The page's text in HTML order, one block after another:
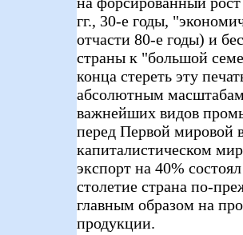
гг., 30-е годы,
отчасти 80-е годы) и
страны к "большой
конца стереть эту
абсолютным
важнейших видов
перед Первой мировой
капиталистическом
экспорт на 40%
столетие страна по-
главным образом на
продукции.